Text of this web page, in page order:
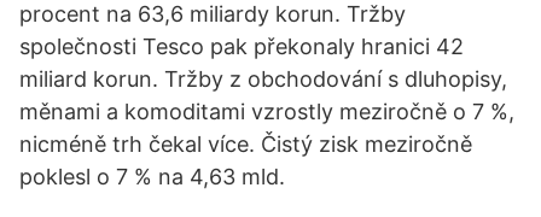
procent na 63,6 miliardy korun. Tržby
společnosti Tesco pak překonaly hranici 42
miliard korun. Tržby z obchodování s dluhopisy,
měnami a komoditami vzrostly meziročně o 7 %,
nicméně trh čekal více. Čistý zisk meziročně
poklesl o 7 % na 4,63 mld.